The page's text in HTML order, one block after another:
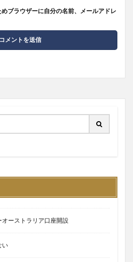
ブラウザーに自分の名前、メールアドレ
ーストラリア口座開設
い